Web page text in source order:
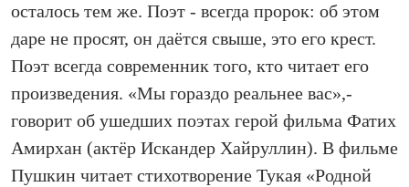
осталось тем же. Поэт - всегда пророк: об этом
даре не просят, он даётся свыше, это его крест.
Поэт всегда современник того, кто читает его
произведения. «Мы гораздо реальнее вас»,-
говорит об ушедших поэтах герой фильма Фатих
Амирхан (актёр Искандер Хайруллин). В фильме
Пушкин читает сти­хо­творение Тукая «Родной